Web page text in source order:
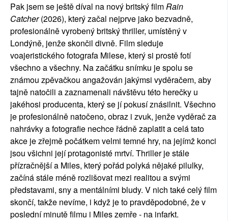
Pak jsem se ještě díval na nový britský filmRain
Catcher(2026), který začal nejprve jako bezvadně,
profesionálně vyrobený britský thriller, umístěný v
Londýně, jenže skončil divně. Film sleduje
voajeristického fotografa Milese, který si prostě fotí
všechno a všechny. Na začátku snímku je spolu se
známou zpěvačkou angažován jakýmsi vyděračem, aby
tajně natočili a zaznamenali návštěvu této herečky u
jakéhosi producenta, který se jí pokusí znásilnit. Všechno
je profesionálně natočeno, obraz i zvuk, jenže vyděrač za
nahrávky a fotografie nechce řádně zaplatit a celá tato
akce je zřejmě počátkem velmi temné hry, na jejímž konci
jsou všichni její protagonisté mrtví. Thriller je stále
přízračnější a Miles, který pořád polyká nějaké pilulky,
začíná stále méně rozlišovat mezi realitou a svými
představami, sny a mentálními bludy. V nich také celý film
skončí, takže nevíme, i když je to pravděpodobné, že v
poslední minutě filmu i Miles zemře - na infarkt.